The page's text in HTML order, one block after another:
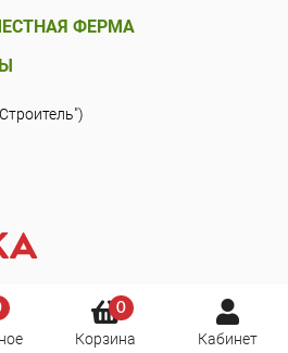
0
Корзина Кабинет
ФЕРМА